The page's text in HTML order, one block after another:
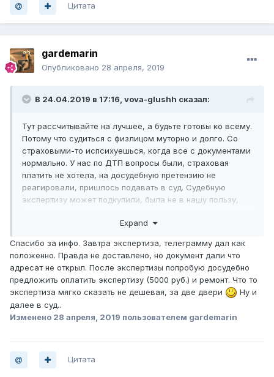
Цитата
gardemarin
Опубликовано 28 апреля, 2019
В 24.04.2019 в 17:16, vova-glushh сказал:
Тут рассчитывайте на лучшее, а будьте готовы ко всему.
Потому что судиться с физлицом муторно и долго. Со
страховыми-то испсихуешься, когда все с документами
нормально. У нас по ДТП вопросы были, страховая
платить не хотела, на досудебную претензию не
реагировали, пришлось подавать в суд. Судебную
экспертизу может подкупили, была не в нашу пользу,
выдали, что экспертиза проведена с нарушениями и не
поэтому суд выиграли, а то на нас тоже навесить
хотели, что ДТП подставное и по факту его не было.
Expand
Спасибо за инфо. Завтра экспертиза, телеграмму дал как
положенно. Правда не доставлено, но документ дали что
адресат не открыл. После экспертизы попробую досудебно
предложить оплатить экспертизу (5000 руб.) и ремонт. Что то
экспертиза мягко сказать не дешевая, за две двери
Ну и
далее в суд..
Изменено 28 апреля, 2019 пользователем gardemarin
Цитата